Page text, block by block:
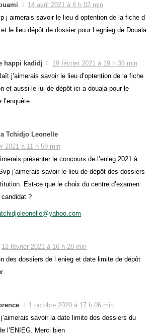
14 avril 2021 à 6 h 02 min
j aimerais savoir le lieu d optention de la fiche d
le lieu dépôt de dossier pour l egnieg de Douala
happi kadidj
19 février 2021 à 19 h 36 min
j’aimerais savoir le lieu d’optention de la fiche
et aussi le lui de dépôt ici a douala pour le
l’enquête
Tchidjo Leonelle
2021 à 11 h 59 min
présenter le concours de l’enieg 2021 à
j’aimerais savoir le lieu de dépôt des dossiers
Est-ce que le choix du centre d’examen
candidat ?
12 février 2021 à 16 h 28 min
des dossiers de l enieg et date limite de dépôt
1 octobre 2020 à 17 h 06 min
savoir la date limite des dossiers du
l’ENIEG. Merci bien